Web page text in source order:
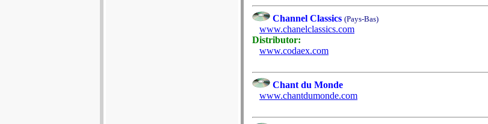
Channel Classics (Pays-Bas)
www.chanelclassics.com
Distributor:
www.codaex.com
Chant du Monde
www.chantdumonde.com